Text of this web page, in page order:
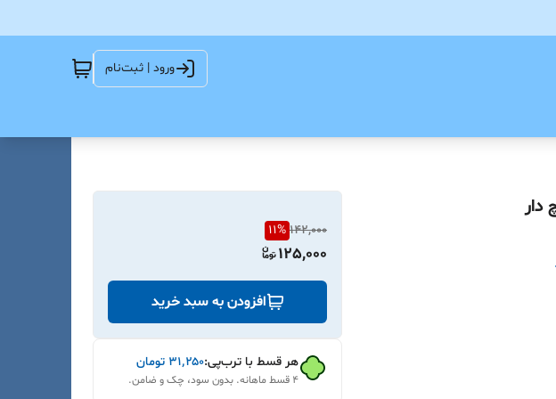
ورود | ثبت‌نام
142,000
11%
125,000
افزودن به سبد خرید
هر قسط با ترب‌پی:۳۱٬۲۵۰ تومان
۴ قسط ماهانه. بدون سود، چک و ضامن.